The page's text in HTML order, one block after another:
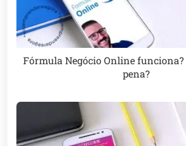
Fórmula Negócio Online funciona?
pena?